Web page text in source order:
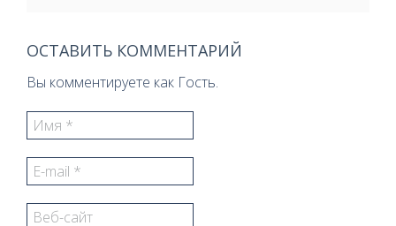
ОСТАВИТЬ КОММЕНТАРИЙ
Вы комментируете как Гость.